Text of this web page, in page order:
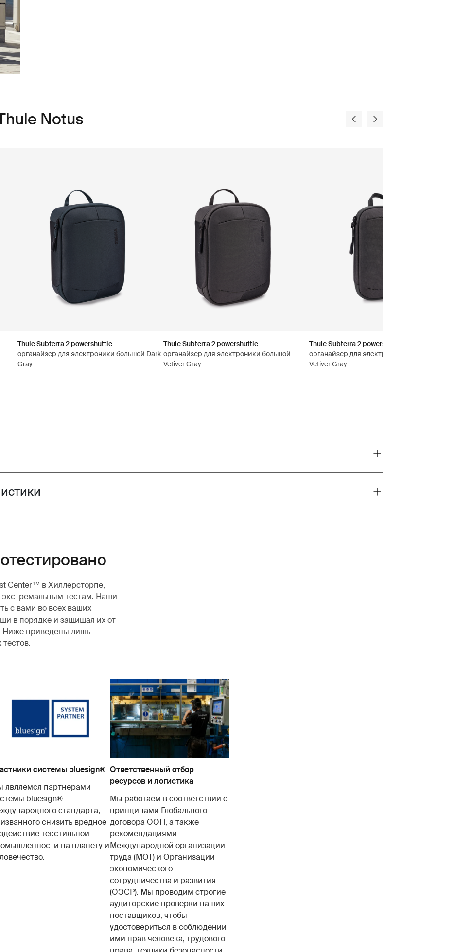
Notus
Thule Subterra 2 powershuttle
органайзер для электроники большой Dark
Gray
Thule Subterra 2 powershuttle
органайзер для электроники большой
Vetiver Gray
Thule Subterra 2 powershuttle
органайзер для электроники маленький
Vetiver Gray
Center™ в Хиллерсторпе,
тестам. Наши
с вами во всех ваших
в порядке и защищая их от
Ниже приведены лишь
системы bluesign®
являемся партнерами
bluesign® —
стандарта,
снизить вредное
текстильной
на планету и
Ответственный отбор
ресурсов и логистика
Мы работаем в соответствии с
принципами Глобального
договора ООН, а также
рекомендациями
Международной организации
труда (МОТ) и Организации
экономического
сотрудничества и развития
(ОЭСР). Мы проводим строгие
аудиторские проверки наших
поставщиков, чтобы
удостовериться в соблюдении
ими прав человека, трудового